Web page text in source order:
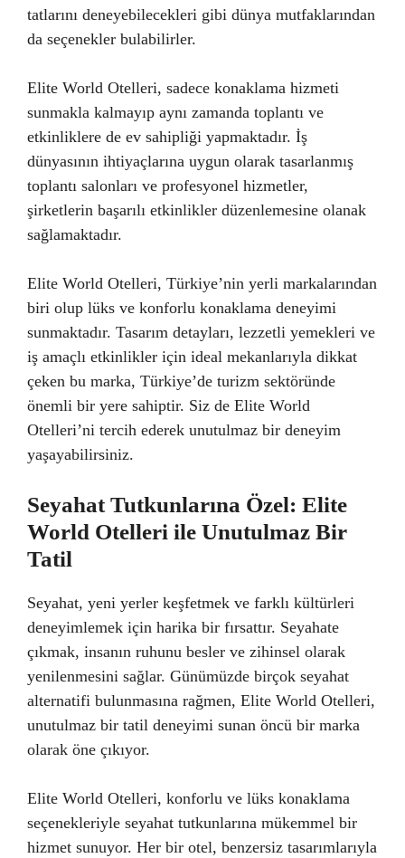
tatlarını deneyebilecekleri gibi dünya mutfaklarından
da seçenekler bulabilirler.
Elite World Otelleri, sadece konaklama hizmeti
sunmakla kalmayıp aynı zamanda toplantı ve
etkinliklere de ev sahipliği yapmaktadır. İş
dünyasının ihtiyaçlarına uygun olarak tasarlanmış
toplantı salonları ve profesyonel hizmetler,
şirketlerin başarılı etkinlikler düzenlemesine olanak
sağlamaktadır.
Elite World Otelleri, Türkiye’nin yerli markalarından
biri olup lüks ve konforlu konaklama deneyimi
sunmaktadır. Tasarım detayları, lezzetli yemekleri ve
iş amaçlı etkinlikler için ideal mekanlarıyla dikkat
çeken bu marka, Türkiye’de turizm sektöründe
önemli bir yere sahiptir. Siz de Elite World
Otelleri’ni tercih ederek unutulmaz bir deneyim
yaşayabilirsiniz.
Seyahat Tutkunlarına Özel: Elite
World Otelleri ile Unutulmaz Bir
Tatil
Seyahat, yeni yerler keşfetmek ve farklı kültürleri
deneyimlemek için harika bir fırsattır. Seyahate
çıkmak, insanın ruhunu besler ve zihinsel olarak
yenilenmesini sağlar. Günümüzde birçok seyahat
alternatifi bulunmasına rağmen, Elite World Otelleri,
unutulmaz bir tatil deneyimi sunan öncü bir marka
olarak öne çıkıyor.
Elite World Otelleri, konforlu ve lüks konaklama
seçenekleriyle seyahat tutkunlarına mükemmel bir
hizmet sunuyor. Her bir otel, benzersiz tasarımlarıyla